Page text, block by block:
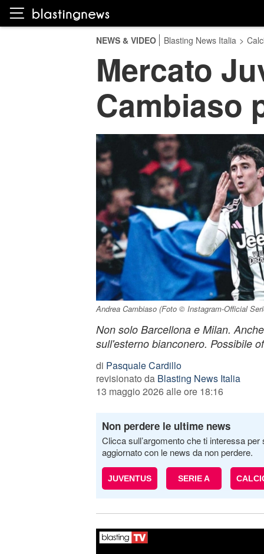
NEWS & VIDEO Blasting News Italia >
Mercato
Cambiaso
Andrea Cambiaso (Foto © Instagram-Official
Non solo Barcellona e Milan.
sull'esterno bianconero. Possibile
di Pasquale Cardillo
revisionato da Blasting News Italia
13 maggio 2026 alle ore 18:16
Non perdere le ultime news
Clicca sull’argomento che ti interessa
aggiornato con le news da non perdere.
JUVENTUS SERIE A